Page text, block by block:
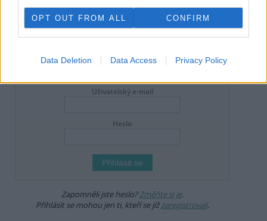
OPT OUT FROM ALL CONFIRM
Data Deletion Data Access Privacy Policy
že zde publikujete svůj příspěvek, se ale zároveň zavazujete
dodržovatpravidla diskuse . V případě porušení si redakce
Všechny komentáře (13)
Uživatelský e-mail
Heslo
Zapomněli jste heslo?Změňte si je.
Přihlásit se mohou jen ti, kteří se jižzaregistrovali.